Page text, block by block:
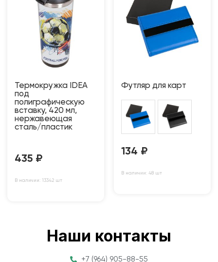
Термокружка IDEA
под
полиграфическую
вставку, 420 мл,
нержавеющая
сталь/пластик
435 ₽
В наличии: 13342 шт
Футляр для карт
134 ₽
В наличии: 48 шт
Наши контакты
+7 (964) 905-88-55